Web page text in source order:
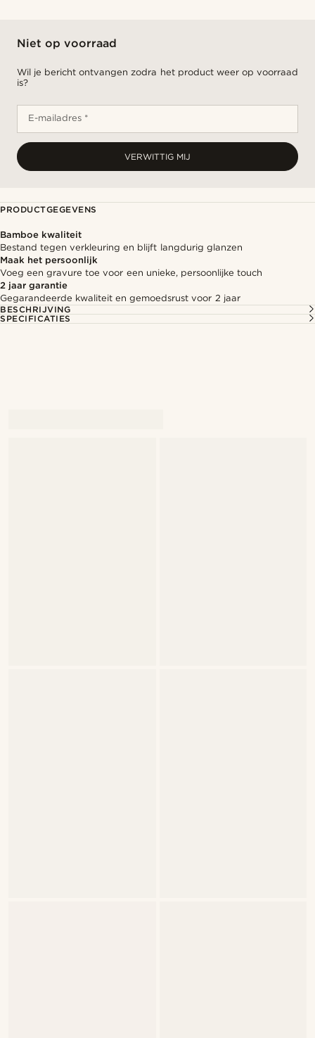
Niet op voorraad
Wil je bericht ontvangen zodra het product weer op voorraad
is?
E-mailadres *
VERWITTIG MIJ
PRODUCTGEGEVENS
Bamboe kwaliteit
Bestand tegen verkleuring en blijft langdurig glanzen
Maak het persoonlijk
Voeg een gravure toe voor een unieke, persoonlijke touch
2 jaar garantie
Gegarandeerde kwaliteit en gemoedsrust voor 2 jaar
BESCHRIJVING
SPECIFICATIES